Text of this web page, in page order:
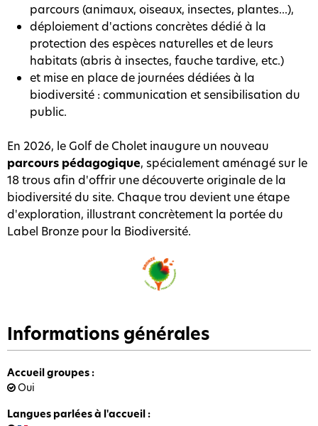
parcours (animaux, oiseaux, insectes, plantes...),
déploiement d'actions concrètes dédié à la
protection des espèces naturelles et de leurs
habitats (abris à insectes, fauche tardive, etc.)
et mise en place de journées dédiées à la
biodiversité : communication et sensibilisation du
public.
En 2026, le Golf de Cholet inaugure un nouveau
parcours pédagogique, spécialement aménagé sur le
18 trous afin d'offrir une découverte originale de la
biodiversité du site. Chaque trou devient une étape
d'exploration, illustrant concrètement la portée du
Label Bronze pour la Biodiversité.
Informations générales
Accueil groupes :
Oui
Langues parlées à l'accueil :